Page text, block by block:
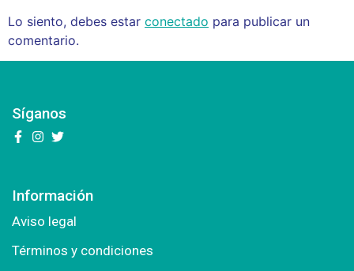
Lo siento, debes estar conectado para publicar un
comentario.
Síganos
Información
Aviso legal
Términos y condiciones